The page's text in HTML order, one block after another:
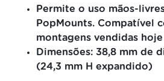
Permite o uso mãos-
PopMounts. Compatível
montagens vendidas hoje
Dimensões: 38,8 mm de
(24,3 mm H expandido)